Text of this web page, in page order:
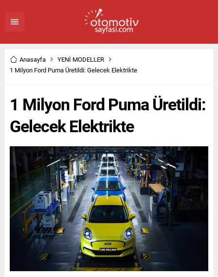
Anasayfa
YENİ MODELLER
1 Milyon Ford Puma Üretildi: Gelecek Elektrikte
1 Milyon Ford Puma Üretildi:
Gelecek Elektrikte